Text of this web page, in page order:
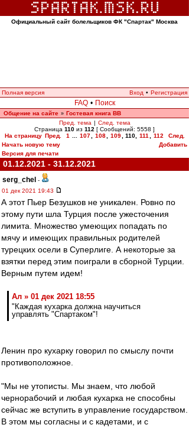
Официальный сайт болельщиков ФК "Спартак" Москва
Полная версия Вход • Регистрация
FAQ • Поиск
Общение на сайте » Гостевая книга ВВ
Пред. тема | След. тема
Страница 110 из 112 [ Сообщений: 5558 ]
На страницу Пред. 1 107 108 109 110, 111 112
След.
Начать новую тему
Добавить
Версия для печати
01.12.2021 - 31.12.2021
serg_chel -
01 дек 2021 19:43
А этот Пьер Безушков не уникален. Ровно по
этому пути шла Турция после ужесточения
лимита. Множество умеющих попадать по
мячу и имеющих правильных родителей
турецких осели в Суперлиге. А некоторые за
взятки перед этим поиграли в сборной Турции.
Верным путем идем!
Ал » 01 дек 2021 18:55
"Каждая кухарка должна научиться
управлять "Спартаком"!
Ленин про кухарку говорил по смыслу почти
противоположное.
"Мы не утописты. Мы знаем, что любой
чернорабочий и любая кухарка не способны
сейчас же вступить в управление государством.
В этом мы согласны и с кадетами, и с